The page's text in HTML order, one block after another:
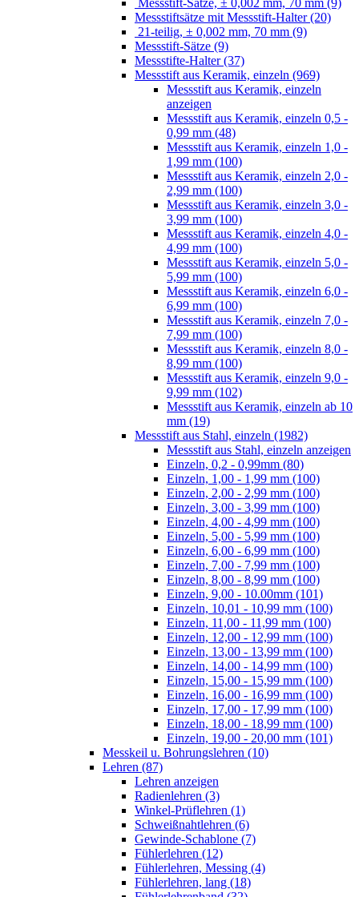
Messstiftsätze mit Messstift-Halter (20)
21-teilig, ± 0,002 mm, 70 mm (9)
Messstift-Sätze (9)
Messstifte-Halter (37)
Messstift aus Keramik, einzeln (969)
Messstift aus Keramik, einzeln
anzeigen
Messstift aus Keramik, einzeln 0,5 -
0,99 mm (48)
Messstift aus Keramik, einzeln 1,0 -
1,99 mm (100)
Messstift aus Keramik, einzeln 2,0 -
2,99 mm (100)
Messstift aus Keramik, einzeln 3,0 -
3,99 mm (100)
Messstift aus Keramik, einzeln 4,0 -
4,99 mm (100)
Messstift aus Keramik, einzeln 5,0 -
5,99 mm (100)
Messstift aus Keramik, einzeln 6,0 -
6,99 mm (100)
Messstift aus Keramik, einzeln 7,0 -
7,99 mm (100)
Messstift aus Keramik, einzeln 8,0 -
8,99 mm (100)
Messstift aus Keramik, einzeln 9,0 -
9,99 mm (102)
Messstift aus Keramik, einzeln ab 10
mm (19)
Messstift aus Stahl, einzeln (1982)
Messstift aus Stahl, einzeln anzeigen
Einzeln, 0,2 - 0,99mm (80)
Einzeln, 1,00 - 1,99 mm (100)
Einzeln, 2,00 - 2,99 mm (100)
Einzeln, 3,00 - 3,99 mm (100)
Einzeln, 4,00 - 4,99 mm (100)
Einzeln, 5,00 - 5,99 mm (100)
Einzeln, 6,00 - 6,99 mm (100)
Einzeln, 7,00 - 7,99 mm (100)
Einzeln, 8,00 - 8,99 mm (100)
Einzeln, 9,00 - 10.00mm (101)
Einzeln, 10,01 - 10,99 mm (100)
Einzeln, 11,00 - 11,99 mm (100)
Einzeln, 12,00 - 12,99 mm (100)
Einzeln, 13,00 - 13,99 mm (100)
Einzeln, 14,00 - 14,99 mm (100)
Einzeln, 15,00 - 15,99 mm (100)
Einzeln, 16,00 - 16,99 mm (100)
Einzeln, 17,00 - 17,99 mm (100)
Einzeln, 18,00 - 18,99 mm (100)
Einzeln, 19,00 - 20,00 mm (101)
Messkeil u. Bohrungslehren (10)
Lehren (87)
Lehren anzeigen
Radienlehren (3)
Winkel-Prüflehren (1)
Schweißnahtlehren (6)
Gewinde-Schablone (7)
Fühlerlehren (12)
Fühlerlehren, Messing (4)
Fühlerlehren, lang (18)